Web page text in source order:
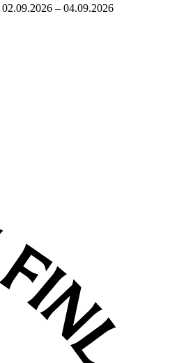
02.09.2026 – 04.09.2026